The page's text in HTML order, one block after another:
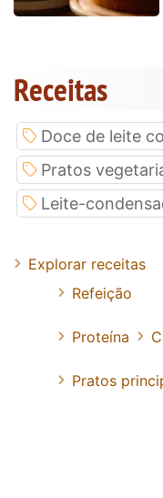
Receitas
Doce de leite
Pratos
Leite-
Explorar receitas
Refeição
Proteína
Pratos